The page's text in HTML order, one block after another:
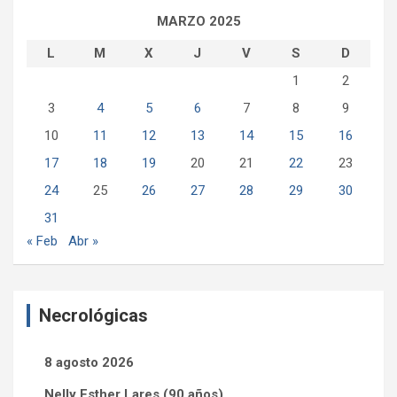
MARZO 2025
L
M X J V S
D
1
2
3
4 5 6 7 8
9
10
11 12 13 14 15
16
17
18 19 20 21 22
23
24
25 26 27 28 29
30
31
« Feb
Abr »
Necrológicas
8 agosto 2026